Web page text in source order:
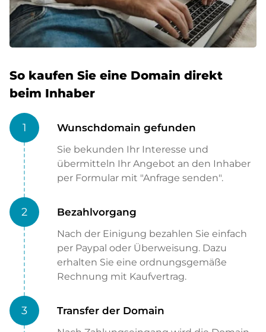
So kaufen Sie eine Domain direkt
beim Inhaber
1 Wunschdomain gefunden
Sie bekunden Ihr Interesse und
übermitteln Ihr Angebot an den Inhaber
per Formular mit "Anfrage senden".
2 Bezahlvorgang
Nach der Einigung bezahlen Sie einfach
per Paypal oder Überweisung. Dazu
erhalten Sie eine ordnungsgemäße
Rechnung mit Kaufvertrag.
3 Transfer der Domain